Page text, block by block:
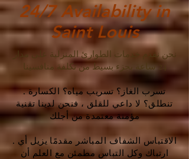
24/7 Availability in
Saint Louis
نحن نقدم خدمات الطوارئ المنزلية على مدار
24 ساعة بجزء بسيط من تكلفة منافسينا
. تسرب الغاز؟ تسريب مياه؟ الكسارة
تنطلق؟ لا داعي للقلق ، فنحن لدينا تقنية
مؤمنة معتمدة من أجلك
. الاقتباس الشفاف المباشر مقدمًا يزيل أي
ارتباك وكل التباس مطمئن مع العلم أن